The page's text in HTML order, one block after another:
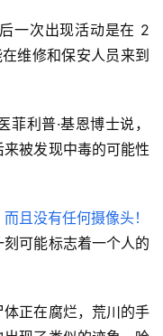
一次出现活动是在 2
维修和保安人员来到
利普·基恩博士说，
被发现中毒的可能性
可能标志着一个人的
正在腐烂，荒川的手